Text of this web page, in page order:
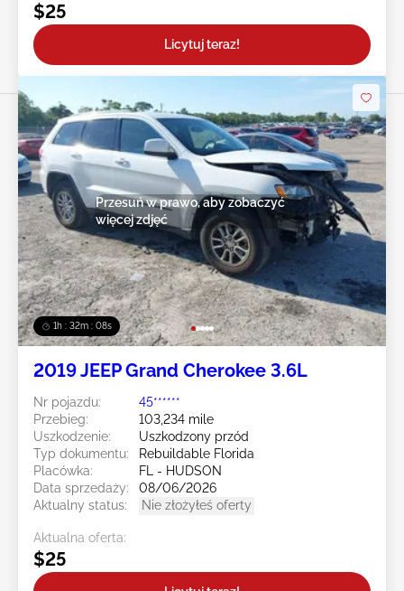
$25
Licytuj teraz!
1h : 32m : 05s
Przesuń w prawo, aby zobaczyć
więcej zdjęć
2019 JEEP Grand Cherokee 3.6L
Nr pojazdu:
45******
Przebieg:
103,234 mile
Uszkodzenie:
Uszkodzony przód
Typ dokumentu:
Rebuildable Florida
Placówka:
FL - HUDSON
Data sprzedaży:
08/06/2026
Aktualny status:
Nie złożyłeś oferty
Aktualna oferta:
$25